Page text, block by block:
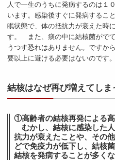
人で一生のうちに発病するのは１
います。感染後すぐに発病するこ
眠状態で、体の抵抗力が衰えた時
す。 また、痰の中に結核菌がで
うつす恐れはありません。ですか
要以上に避ける必要はないのです。
結核はなぜ再び増えてし
①高齢者の結核再発による
むかし、結核に感染した
抗力が衰えたことや、その
どで免疫力が低下し、結核
結核を発病することが多く